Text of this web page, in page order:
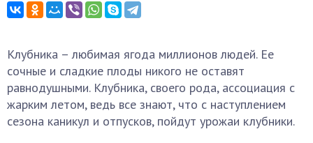
Клубника – любимая ягода миллионов людей. Ее
сочные и сладкие плоды никого не оставят
равнодушными. Клубника, своего рода, ассоциация с
жарким летом, ведь все знают, что с наступлением
сезона каникул и отпусков, пойдут урожаи клубники.